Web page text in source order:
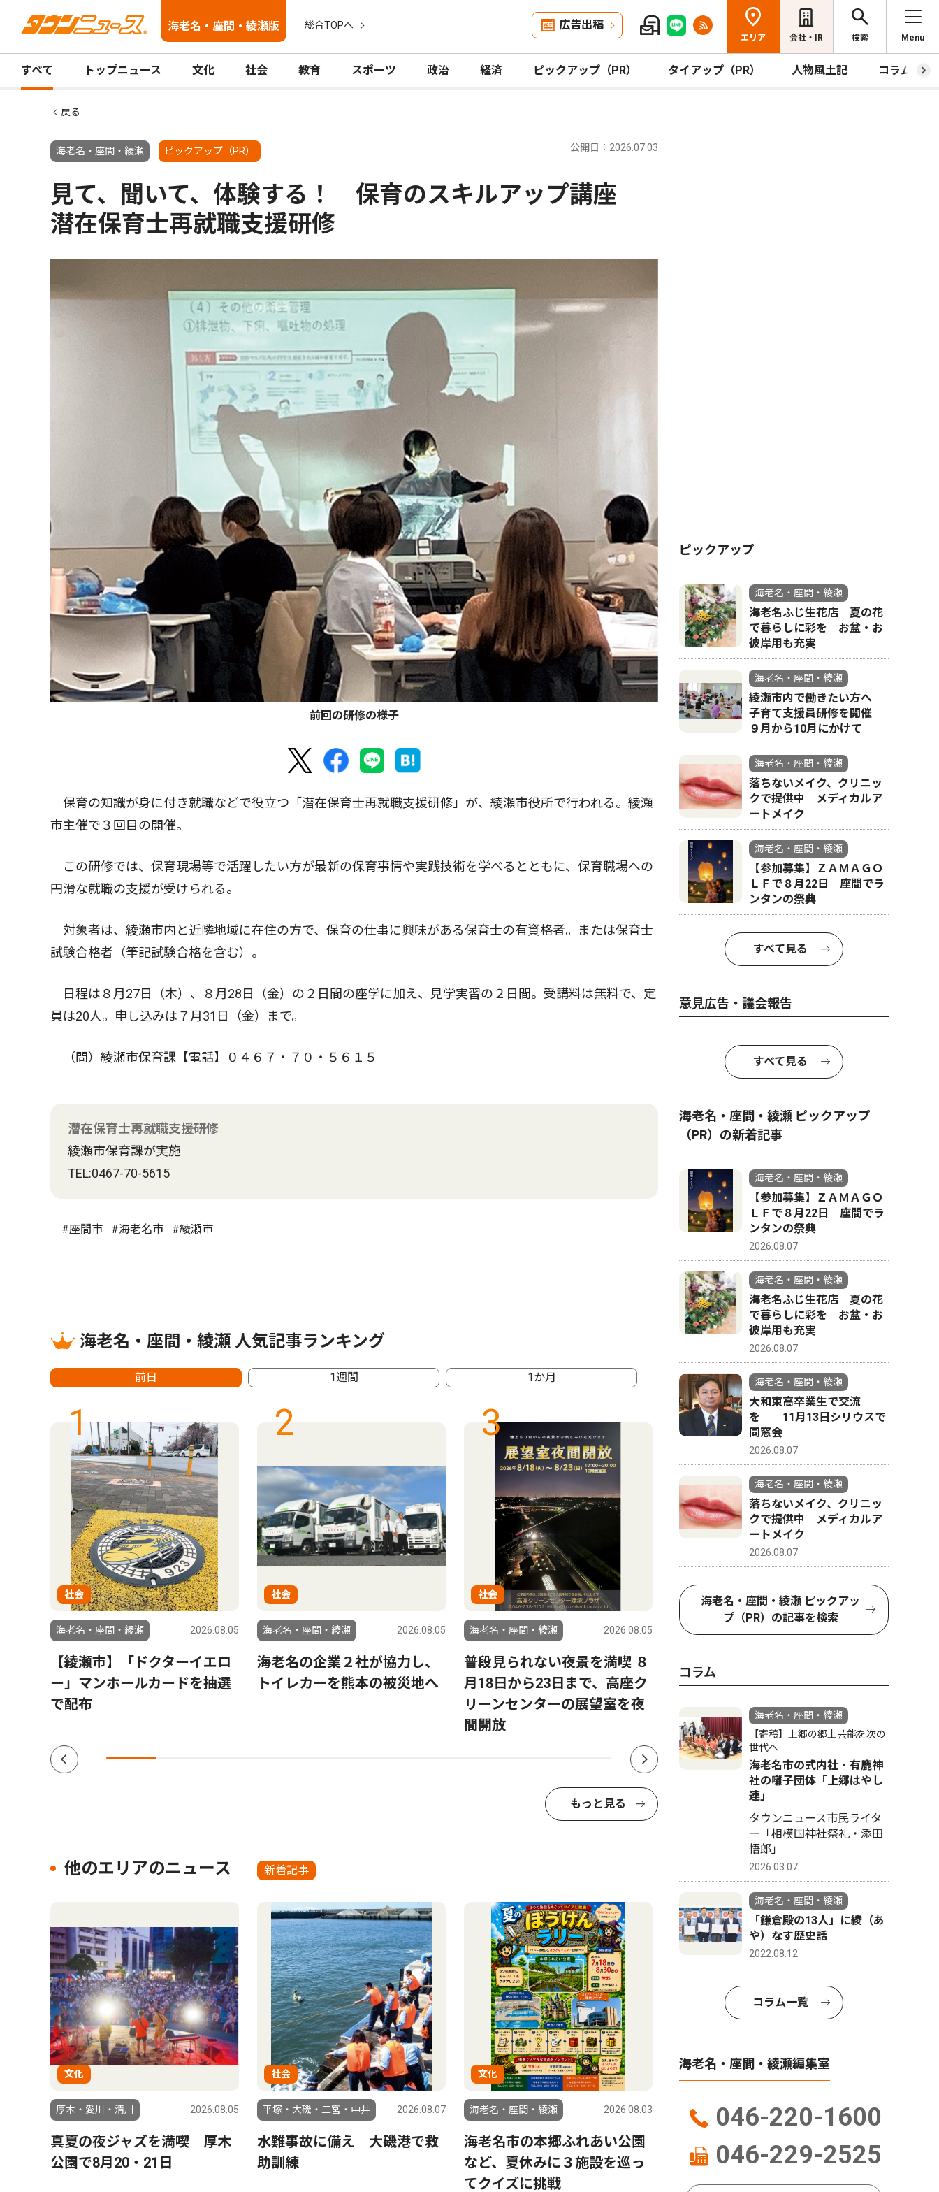
海老名・座間・綾瀬版 総合TOPへ 広告出稿
エリア 会社・IR 検索 Menu
すべて トップニュース 文化 社会 教育 スポーツ 政治 経済 ピックアップ（PR） タイアップ（PR） 人物風土記 コラム
戻る
海老名・座間・綾瀬 ピックアップ（PR） 公開日：2026.07.03
見て、聞いて、体験する！ 保育のスキルアップ講座
潜在保育士再就職支援研修
前回の研修の様子
保育の知識が身に付き就職などで役立つ「潜在保育士再就職支援研修」が、綾瀬市役所で行われる。綾瀬
市主催で３回目の開催。
この研修では、保育現場等で活躍したい方が最新の保育事情や実践技術を学べるとともに、保育職場への
円滑な就職の支援が受けられる。
対象者は、綾瀬市内と近隣地域に在住の方で、保育の仕事に興味がある保育士の有資格者。または保育士
試験合格者（筆記試験合格を含む）。
日程は８月27日（木）、８月28日（金）の２日間の座学に加え、見学実習の２日間。受講料は無料で、定
員は20人。申し込みは７月31日（金）まで。
（問）綾瀬市保育課【電話】０４６７・７０・５６１５
潜在保育士再就職支援研修
綾瀬市保育課が実施
TEL:0467-70-5615
#座間市 #海老名市 #綾瀬市
海老名・座間・綾瀬 人気記事ランキング
前日 1週間 1か月
1
社会
海老名・座間・綾瀬 2026.08.05
【綾瀬市】「ドクターイエロ
ー」マンホールカードを抽選
で配布
2
社会
海老名・座間・綾瀬 2026.08.05
海老名の企業２社が協力し、
トイレカーを熊本の被災地へ
3
社会
海老名・座間・綾瀬 2026.08.05
普段見られない夜景を満喫 ８
月18日から23日まで、高座ク
リーンセンターの展望室を夜
間開放
4
文化
海老名・座間・綾瀬
海老名市の史跡・相模国分寺
跡で盆踊り、伝統芸能の囃子
の披露も ８月22日
海老名・座
もっと見る
他のエリアのニュース 新着記事
文化
厚木・愛川・清川 2026.08.05
真夏の夜ジャズを満喫 厚木
公園で8月20・21日
社会
平塚・大磯・二宮・中井 2026.08.07
水難事故に備え 大磯港で救
助訓練
文化
海老名・座間・綾瀬 2026.08.03
海老名市の本郷ふれあい公園
など、夏休みに３施設を巡っ
てクイズに挑戦
ピックアップ
海老名・座間・綾瀬
海老名ふじ生花店 夏の花
で暮らしに彩を お盆・お
彼岸用も充実
海老名・座間・綾瀬
綾瀬市内で働きたい方へ
子育て支援員研修を開催
９月から10月にかけて
海老名・座間・綾瀬
落ちないメイク、クリニッ
クで提供中 メディカルア
ートメイク
海老名・座間・綾瀬
【参加募集】ＺＡＭＡＧＯ
ＬＦで８月22日 座間でラ
ンタンの祭典
すべて見る
意見広告・議会報告
すべて見る
海老名・座間・綾瀬 ピックアップ
（PR）の新着記事
海老名・座間・綾瀬
【参加募集】ＺＡＭＡＧＯ
ＬＦで８月22日 座間でラ
ンタンの祭典
2026.08.07
海老名・座間・綾瀬
海老名ふじ生花店 夏の花
で暮らしに彩を お盆・お
彼岸用も充実
2026.08.07
海老名・座間・綾瀬
大和東高卒業生で交流
を 11月13日シリウスで
同窓会
2026.08.07
海老名・座間・綾瀬
落ちないメイク、クリニッ
クで提供中 メディカルア
ートメイク
2026.08.07
海老名・座間・綾瀬 ピックアッ
プ（PR）の記事を検索
コラム
海老名・座間・綾瀬
【寄稿】上郷の郷土芸能を次の
世代へ
海老名市の式内社・有鹿神
社の囃子団体「上郷はやし
連」
タウンニュース市民ライタ
ー「相模国神社祭礼・添田
悟郎」
2026.03.07
海老名・座間・綾瀬
「鎌倉殿の13人」に綾（あ
や）なす歴史話
2022.08.12
コラム一覧
海老名・座間・綾瀬編集室
046-220-1600
046-229-2525